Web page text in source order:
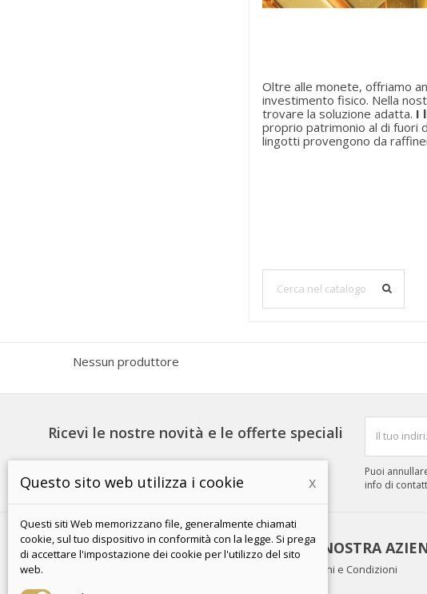
Oltre alle monete, offriamo
investimento fisico. Nella
trovare la soluzione adatta. I
proprio patrimonio al di fuori
lingotti provengono da
Nessun produttore
Ricevi le nostre novità e le offerte speciali
Puoi
info di
PRODOTTI LA NOSTRA
Termini e Condizioni
Questo sito web utilizza i cookie x
Questi siti Web memorizzano file, generalmente chiamati
cookie, sul tuo dispositivo in conformità con la legge. Si prega
di accettare l'impostazione dei cookie per l'utilizzo del sito
web.